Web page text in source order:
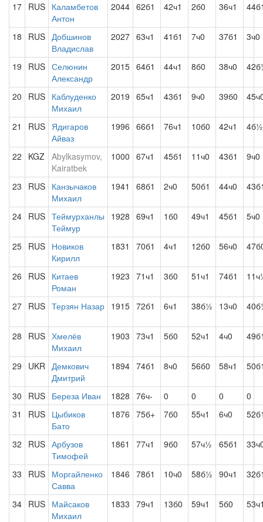
17 RUS Каламбетов
Антон
2044 62б1 42ч1 2б0 36ч1
18 RUS Добшинов
Владислав
2027 63ч1 41б1 7ч0 37б1 3ч0
19 RUS Селюнин
Александр
2015 64б1 44ч1 8б0 38ч0
20 RUS Каблуденко
Михаил
2019 65ч1 43б1 9ч0 39б0
21 RUS Ядигаров
Айваз
1996 66б1 76ч1 10б0 42ч1 4б½
22 KGZ Abylkasymov,
Kairatbek
1000 67ч1 45б1 11ч0 43б1 9ч0
23 RUS Канзычаков
Михаил
1941 68б1 2ч0 50б1 44ч0
24 RUS Теймурханлы
Теймур
1928 69ч1 1б0 49ч1 45б1 5ч0
25 RUS Новиков
Кирилл
1831 70б1 4ч1 12б0 56ч0
26 RUS Китаев
Роман
1923 71ч1 3б0 51ч1 74б1
27 RUS Терзян Назар 1915 72б1 6ч1 38б½ 13ч0
28 RUS Хмелёв
Михаил
1903 73ч1 5б0 52ч1 4ч0
29 UKR Демкович
Дмитрий
1894 74б1 8ч0 56б0 58ч1
30 RUS Береза Иван 1828 76ч- 0 0 0
0
31
RUS Цыбиков
Бато
1876 75б+ 7б0 55ч1 6ч0
32 RUS Арбузов
Тимофей
1861 77ч1 9б0 57ч½ 65б1
33 RUS Моргайленко
Савва
1846 78б1 10ч0 58б½ 90ч1
34 RUS Майсаков
Михаил
1833 79ч1 13б0 59ч1 5б0